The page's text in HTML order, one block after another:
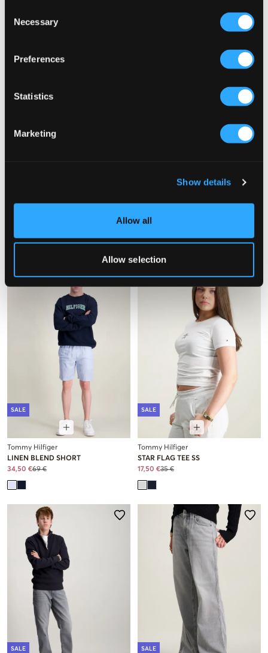
Selection
Necessary
Preferences
Statistics
Marketing
Show details
Allow all
Allow selection
BRAIDED ELASTICATED BELT
SALE
Tommy Hilfiger
LINEN BLEND SHORT
34,50 €69 €
SALE
Tommy Hilfiger
STAR FLAG TEE SS
17,50 €35 €
SALE SALE